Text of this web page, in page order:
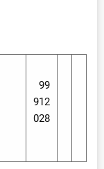
99
912
028